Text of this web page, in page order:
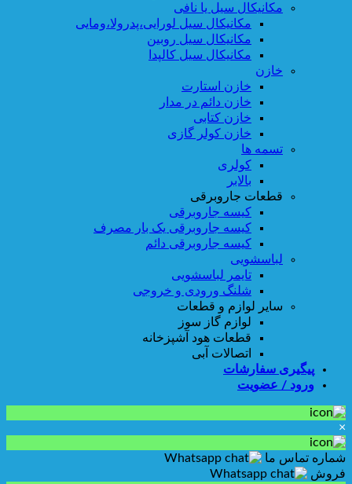
مکانیکال سیل یا نافی
مکانیکال سیل لورایی،پدرولا،ومایی
مکانیکال سیل روبین
مکانیکال سیل کالپدا
خازن
خازن استارت
خازن دائم در مدار
خازن کتابی
خازن کولر گازی
تسمه ها
کولری
بالابر
قطعات جاروبرقی
کیسه جاروبرقی
کیسه جاروبرقی یک بار مصرف
کیسه جاروبرقی دائم
لباسشویی
تایمر لباسشویی
شلنگ ورودی و خروجی
سایر لوازم و قطعات
لوازم گاز سوز
قطعات هود آشپزخانه
اتصالات آبی
پیگیری سفارشات
ورود / عضویت
×
شماره تماس ما
فروش